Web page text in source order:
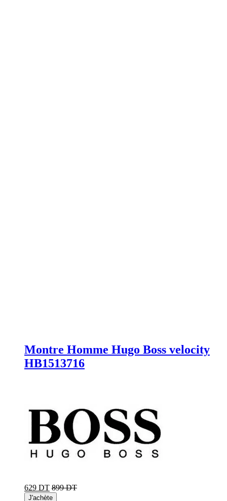
Montre Homme Hugo Boss velocity
HB1513716
629 DT 899 DT
J'achète